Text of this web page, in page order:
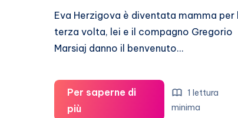
Eva Herzigova è diventata mamma per
terza volta, lei e il compagno Gregorio
Marsiaj danno il benvenuto…
Per saperne di
piùEva
1 lettura
minima